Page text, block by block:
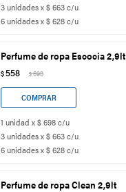
3 unidades x $ 663 c/u
6 unidades x $ 628 c/u
Perfume de ropa Escocia 2,9lt
$558 $698
1 unidad x $ 698 c/u
3 unidades x $ 663 c/u
6 unidades x $ 628 c/u
Perfume de ropa Clean 2,9lt